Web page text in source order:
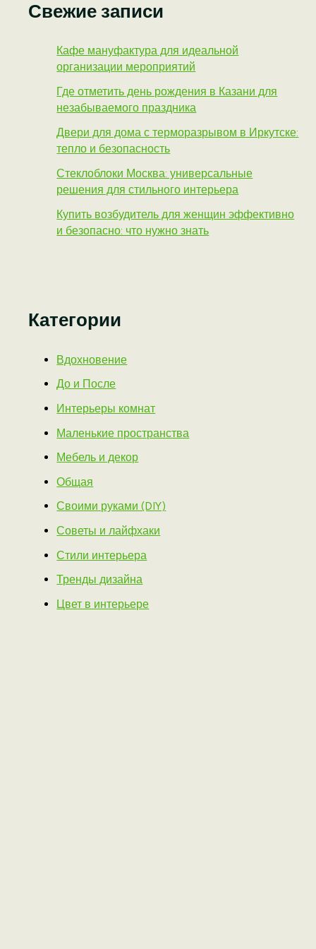
Свежие записи
Кафе мануфактура для идеальной
организации мероприятий
Где отметить день рождения в Казани для
незабываемого праздника
Двери для дома с терморазрывом в Иркутске:
тепло и безопасность
Стеклоблоки Москва: универсальные
решения для стильного интерьера
Купить возбудитель для женщин эффективно
и безопасно: что нужно знать
Категории
Вдохновение
До и После
Интерьеры комнат
Маленькие пространства
Мебель и декор
Общая
Своими руками (DIY)
Советы и лайфхаки
Стили интерьера
Тренды дизайна
Цвет в интерьере